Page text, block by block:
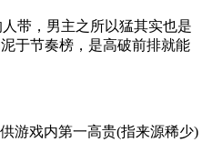
带，男主之所以猛其实也是
于节奏榜，是高破前排就能
游戏内第一高贵(指来源稀少)